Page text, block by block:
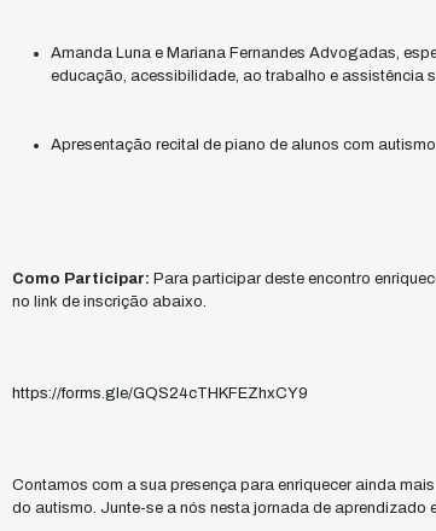
Amanda Luna e Mariana Fernandes Advogadas,
educação, acessibilidade, ao trabalho e assistência
Apresentação recital de piano de alunos com
Como Participar: Para participar deste encontro
no link de inscrição abaixo.
https://forms.gle/GQS24cTHKFEZhxCY9
Contamos com a sua presença para enriquecer ainda
do autismo. Junte-se a nós nesta jornada de aprendizado